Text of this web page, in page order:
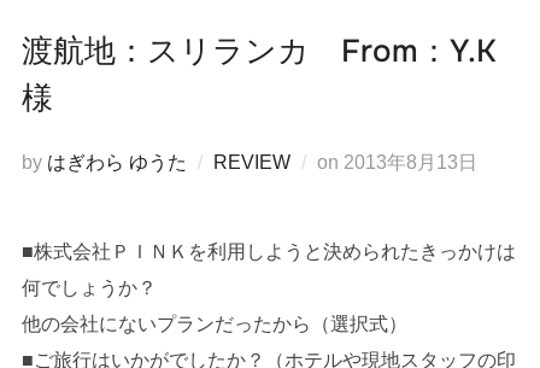
渡航地：スリランカ From：Y.K
様
by はぎわら ゆうた REVIEW on 投
2013年8月13日
■株式会社ＰＩＮＫを利用しようと決められたきっかけは
何でしょうか？
他の会社にないプランだったから（選択式）
■ご旅行はいかがでしたか？（ホテルや現地スタッフの印